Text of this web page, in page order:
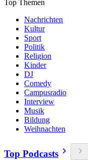
Top Themen
Nachrichten
Kultur
Sport
Politik
Religion
Kinder
DJ
Comedy
Campusradio
Interview
Musik
Bildung
Weihnachten
Top Podcasts